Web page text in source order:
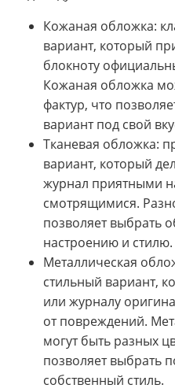
Кожаная обложка:
вариант, который
блокноту
Кожаная обложка
фактур, что
вариант под свой
Тканевая обложка:
вариант, который
журнал приятными
смотрящимися.
позволяет выбрать
настроению и стилю.
Металлическая
стильный вариант,
или журналу
от повреждений.
могут быть разных
позволяет выбрать
собственный стиль.